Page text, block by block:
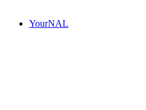
YourNAL